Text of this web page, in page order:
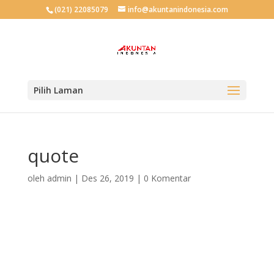
(021) 22085079 info@akuntanindonesia.com
Pilih Laman
quote
oleh admin | Des 26, 2019 | 0 Komentar